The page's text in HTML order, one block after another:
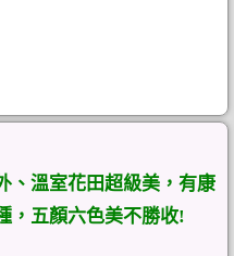
、溫室花田超級美，有康
，五顏六色美不勝收!